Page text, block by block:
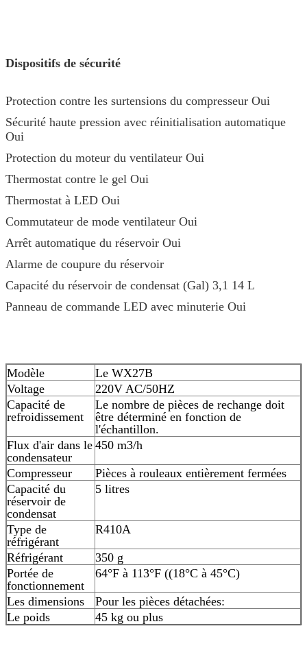
Dispositifs de sécurité
Protection contre les surtensions du compresseur Oui
Sécurité haute pression avec réinitialisation automatique
Oui
Protection du moteur du ventilateur Oui
Thermostat contre le gel Oui
Thermostat à LED Oui
Commutateur de mode ventilateur Oui
Arrêt automatique du réservoir Oui
Alarme de coupure du réservoir
Capacité du réservoir de condensat (Gal) 3,1 14 L
Panneau de commande LED avec minuterie Oui
Modèle
Le WX27B
Voltage
220V AC/50HZ
Capacité de
refroidissement
Le nombre de pièces de rechange doit
être déterminé en fonction de
l'échantillon.
Flux d'air dans le
condensateur
450 m3/h
Compresseur
Pièces à rouleaux entièrement fermées
Capacité du
réservoir de
condensat
5 litres
Type de
réfrigérant
R410A
Réfrigérant
350 g
Portée de
fonctionnement
64°F à 113°F ((18°C à 45°C)
Les dimensions
Pour les pièces détachées:
Le poids
45 kg ou plus